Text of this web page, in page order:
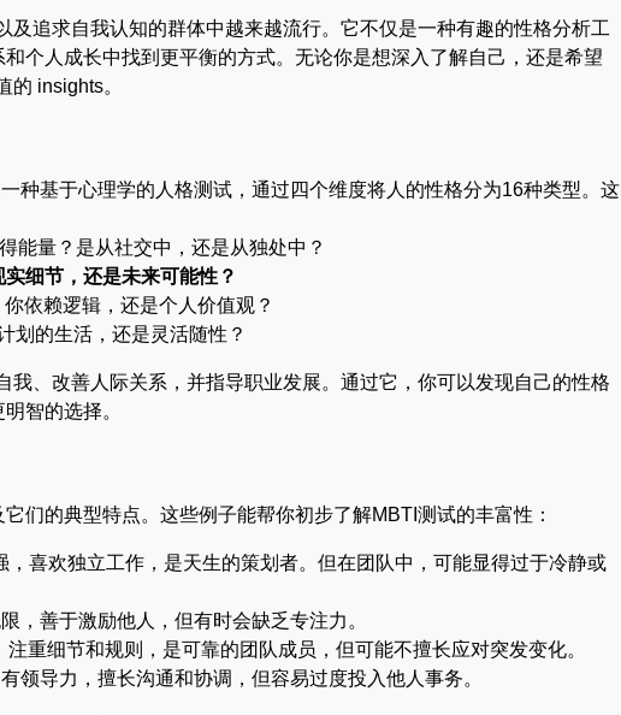
及追求自我认知的群体中越来越流行。它不仅是一种有趣的性格分析工
个人成长中找到更平衡的方式。无论你是想深入了解自己，还是希望
的 insights。
种基于心理学的人格测试，通过四个维度将人的性格分为16种类型。这
能量？是从社交中，还是从独处中？
实细节，还是未来可能性？
你依赖逻辑，还是个人价值观？
划的生活，还是灵活随性？
我、改善人际关系，并指导职业发展。通过它，你可以发现自己的性格
智的选择。
们的典型特点。这些例子能帮你初步了解MBTI测试的丰富性：
，喜欢独立工作，是天生的策划者。但在团队中，可能显得过于冷静或
，善于激励他人，但有时会缺乏专注力。
注重细节和规则，是可靠的团队成员，但可能不擅长应对突发变化。
领导力，擅长沟通和协调，但容易过度投入他人事务。